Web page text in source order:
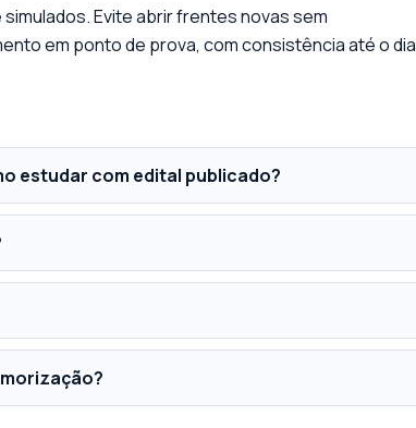
Evite abrir frentes novas sem
em ponto de prova, com consistência até o dia
estudar com edital publicado?